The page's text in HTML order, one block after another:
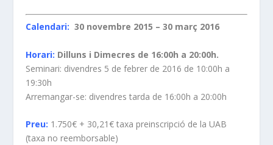
Calendari: 30 novembre 2015 – 30 març 2016
Horari: Dilluns i Dimecres de 16:00h a 20:00h.
Seminari: divendres 5 de febrer de 2016 de 10:00h a
19:30h
Arremangar-se: divendres tarda de 16:00h a 20:00h
Preu: 1.750€ + 30,21€ taxa preinscripció de la UAB
(taxa no reemborsable)